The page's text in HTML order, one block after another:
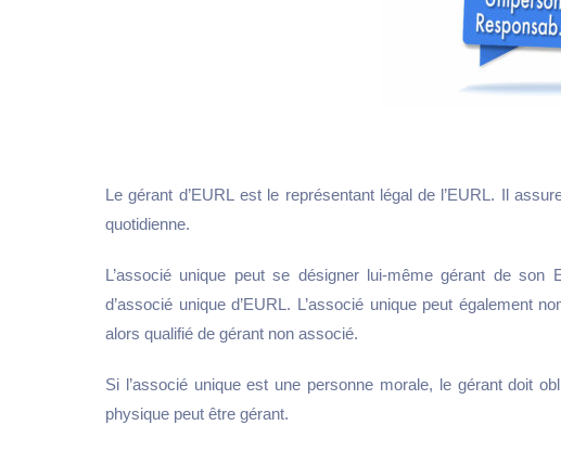
Le gérant d’EURL est le représentant légal de l’EURL. Il
quotidienne.
L’associé unique peut se désigner lui-même gérant de
d’associé unique d’EURL. L’associé unique peut également
alors qualifié de gérant non associé.
Si l’associé uniqueest une personne morale, le gérant doit
physique peut être gérant.